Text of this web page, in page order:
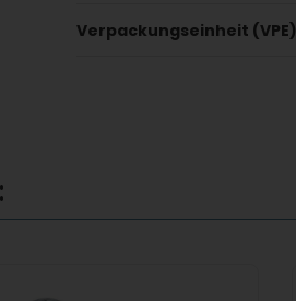
Verpackungseinheit (VPE)